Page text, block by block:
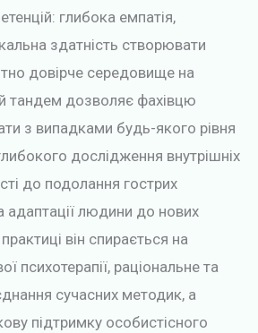
глибока емпатія,
здатність створювати
довірче середовище на
тандем дозволяє фахівцю
з випадками будь-якого рівня
дослідження внутрішніх
до подолання гострих
адаптації людини до нових
він спирається на
психотерапії, раціональне та
сучасних методик, а
підтримку особистісного